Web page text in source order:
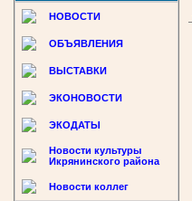
НОВОСТИ
ОБЪЯВЛЕНИЯ
ВЫСТАВКИ
ЭКОНОВОСТИ
ЭКОДАТЫ
Новости культуры
Икрянинского района
Новости коллег